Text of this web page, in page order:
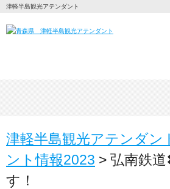
津軽半島観光アテンダント
津軽半島観光アテンダン
ント情報2023 > 弘南鉄
す！